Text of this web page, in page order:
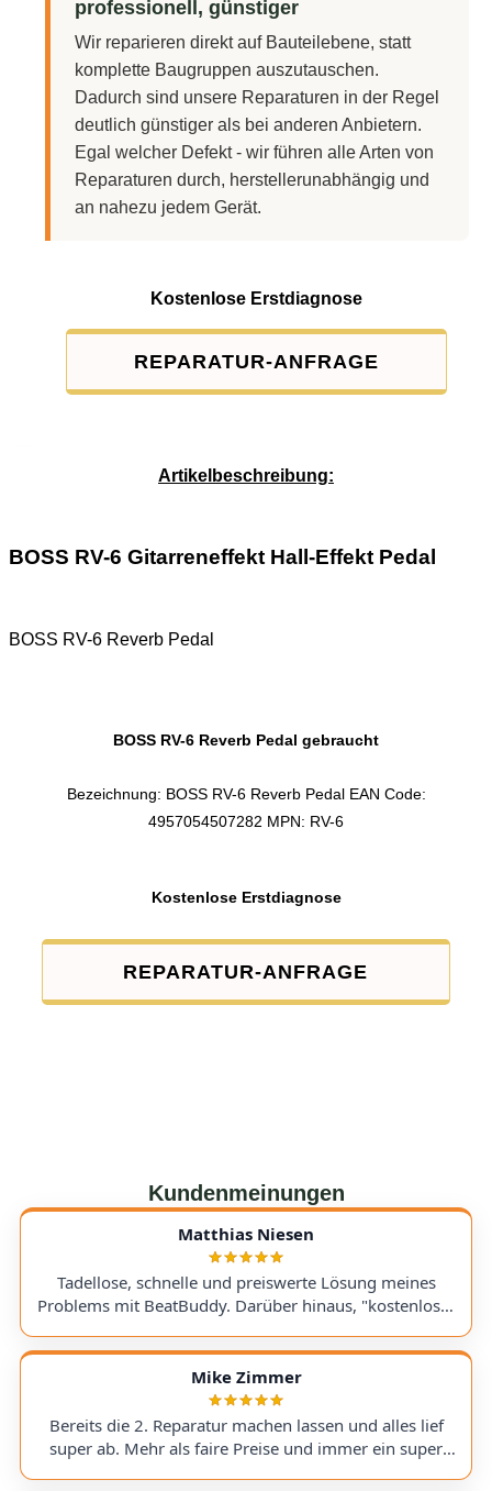
professionell, günstiger
Wir reparieren direkt auf Bauteilebene, statt
komplette Baugruppen auszutauschen.
Dadurch sind unsere Reparaturen in der Regel
deutlich günstiger als bei anderen Anbietern.
Egal welcher Defekt - wir führen alle Arten von
Reparaturen durch, herstellerunabhängig und
an nahezu jedem Gerät.
Kostenlose Erstdiagnose
REPARATUR-ANFRAGE
Artikelbeschreibung:
BOSS RV-6 Gitarreneffekt Hall-Effekt Pedal
BOSS RV-6 Reverb Pedal
BOSS RV-6 Reverb Pedal gebraucht
Bezeichnung: BOSS RV-6 Reverb Pedal EAN Code:
4957054507282 MPN: RV-6
Kostenlose Erstdiagnose
REPARATUR-ANFRAGE
Kundenmeinungen
Matthias Niesen
Tadellose, schnelle und preiswerte Lösung meines
Problems mit BeatBuddy. Darüber hinaus, "kostenloser
bringe. Kommunikation lief hervorragend und die
Rücksendung meines Gerätes ging schnell und
einwandfrei. Ich kann AudioTechniker.de
uneingeschränkt empfehlen. Schön, dass es so etwas
noch gibt! A flawless, fast, and affordable solution to
Mike Zimmer
Bereits die 2. Reparatur machen lassen und alles lief
super ab. Mehr als faire Preise und immer ein super